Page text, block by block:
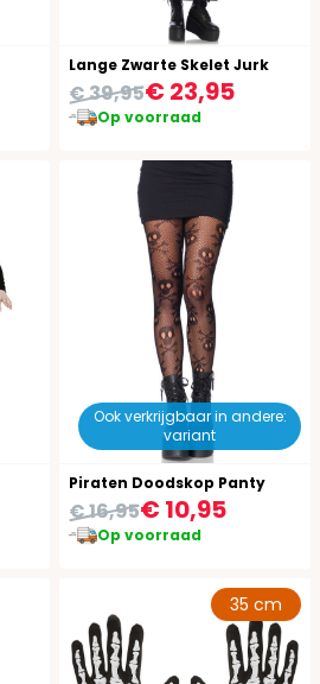
Lange Zwarte Skelet Jurk
€ 23,95
€ 39,95
Op voorraad
Ook verkrijgbaar in andere:
variant
Piraten Doodskop Panty
€ 10,95
€ 16,95
Op voorraad
35 cm